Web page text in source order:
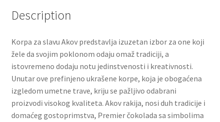
Slatki buketi
Pokloni
Pokloni za 8. mart
Pokloni za Dan zaljubljenih
Pokloni za devojku
Description
Korpa za slavu Akov predstavlja izuzetan izbor za one koji
žele da svojim poklonom odaju omaž tradiciji, a
istovremeno dodaju notu jedinstvenosti i kreativnosti.
Unutar ove prefinjeno ukrašene korpe, koja je obogaćena
izgledom umetne trave, kriju se pažljivo odabrani
proizvodi visokog kvaliteta. Akov rakija, nosi duh tradicije i
domaćeg gostoprimstva, Premier čokolada sa simbolima